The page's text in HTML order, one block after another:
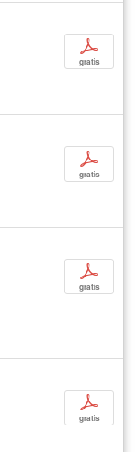
p
gratis
p
gratis
p
gratis
p
gratis